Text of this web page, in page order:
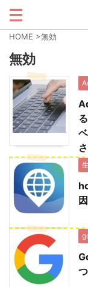
HOME >無効
無効